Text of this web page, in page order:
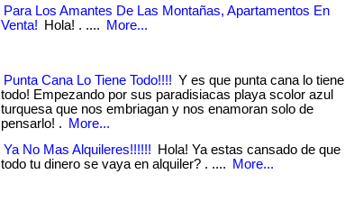
Para Los Amantes De Las Montañas, Apartamentos En
Venta!
Hola! . .... More...
Punta Cana Lo Tiene Todo!!!! Y es que punta cana lo tiene
todo! Empezando por sus paradisiacas playa scolor azul
turquesa que nos embriagan y nos enamoran solo de
pensarlo! .
More...
Ya No Mas Alquileres!!!!!!
Hola! Ya estas cansado de que
todo tu dinero se vaya en alquiler? . ....
More...